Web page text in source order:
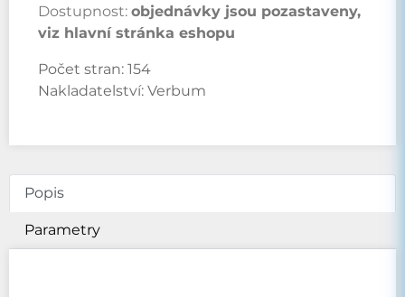
Dostupnost: objednávky jsou pozastaveny,
viz hlavní stránka eshopu
Počet stran: 154
Nakladatelství: Verbum
Popis
Parametry